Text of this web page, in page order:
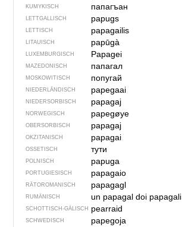
KUMYKISCH папагъан
LETTGALLISCH papugs
LETTISCH papagailis
LITAUISCH papūgà
LUXEMBURGISCH Papagei
MAZEDONISCH папагал
MOSKOWITISCH попугай
NIEDERLÄNDISCH papegaai
NIEDERSORBISCH papagaj
NORWEGISCH papegøye
OBERSORBISCH papagaj
OKZITANISCH papagai
OSSETISCH тути
POLNISCH papuga
PORTUGIESISCH papagaio
RÄTOROMANISCH papagagl
RUMÄNISCH un papagaldoi papagali
SCHOTTISCH-GÄLISCH pearraid
SCHWEDISCH papegoja